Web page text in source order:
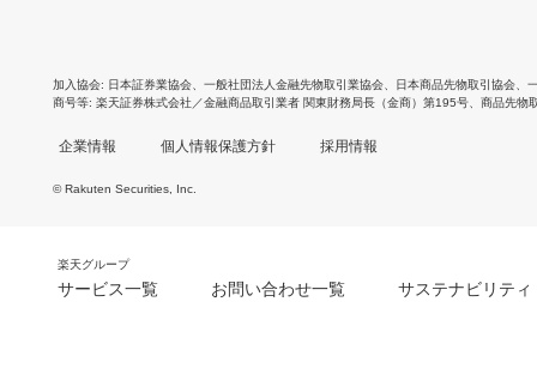
加入協会 日本証券業協会 一般社団法人金融先物取引業協会 日本商品先物取引協会
商号等 楽天証券株式会社／金融商品取引業者 関東財務局長（金商）第195号、商品先物
企業情報 個人情報保護方針 採用情報
© Rakuten Securities, Inc.
楽天グループ
サービス一覧 お問い合わせ一覧 サステナビリティ